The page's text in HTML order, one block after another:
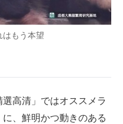
はもう本望
高清」ではオススメラ
、鮮明かつ動きのある